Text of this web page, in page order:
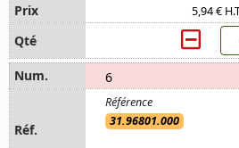
5,94 €
6
31.96801.000